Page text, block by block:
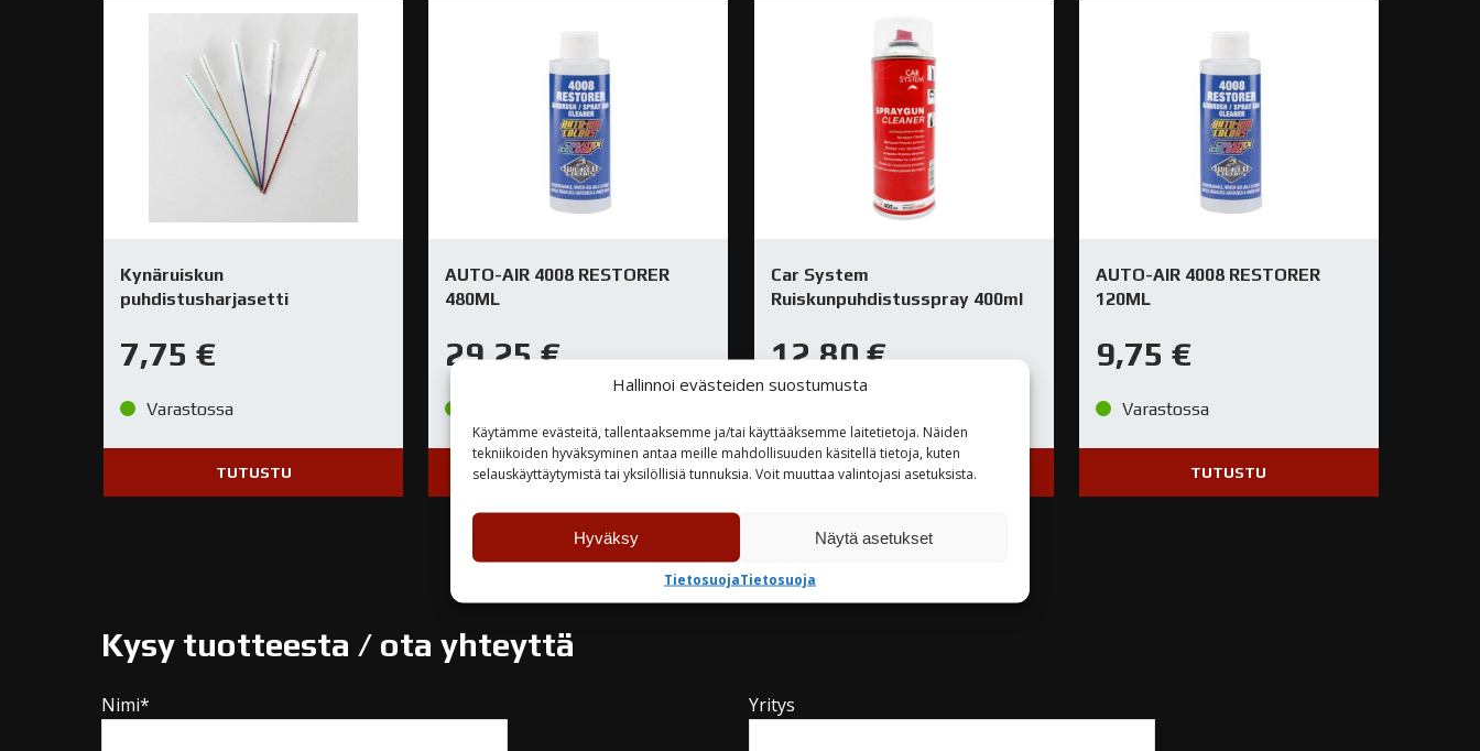
Hallinnoi evästeiden suostumusta
Käytämme evästeitä, tallentaaksemme ja/tai käyttääksemme laitetietoja. Näiden
tekniikoiden hyväksyminen antaa meille mahdollisuuden käsitellä tietoja, kuten
selauskäyttäytymistä tai yksilöllisiä tunnuksia. Voit muuttaa valintojasi asetuksista.
Hyväksy Näytä asetukset
TietosuojaTietosuoja
Kynäruiskun
puhdistusharjasetti
7,75 €
Varastossa
TUTUSTU
AUTO-AIR 4008 RESTORER
480ML
29,25€
TUTUSTU
Car System
Ruiskunpuhdistusspray 400ml
12,80€
TUTUSTU
AUTO-AIR 4008 RESTORER
120ML
9,75 €
Varastossa
TUTUSTU
Kysy tuotteesta / ota yhteyttä
Nimi* Yritys